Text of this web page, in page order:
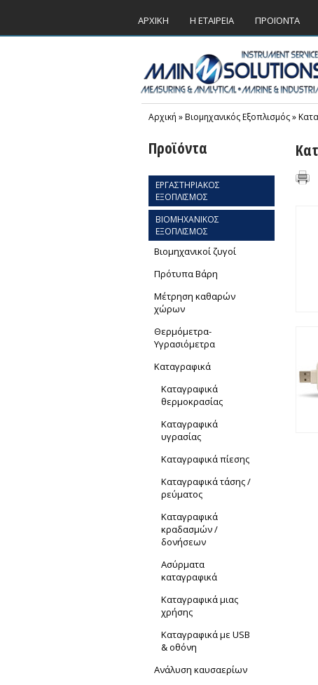
ΑΡΧΙΚΗ Η ΕΤΑΙΡΕΙΑ ΠΡΟΪΟΝΤΑ
Αρχική »Βιομηχανικός Εξοπλισμός»
Προϊόντα
ΕΡΓΑΣΤΗΡΙΑΚΟΣ
ΕΞΟΠΛΙΣΜΟΣ
ΒΙΟΜΗΧΑΝΙΚΟΣ
ΕΞΟΠΛΙΣΜΟΣ
Βιομηχανικοί ζυγοί
Πρότυπα Βάρη
Μέτρηση καθαρών
χώρων
Θερμόμετρα-
Yγρασιόμετρα
Καταγραφικά
Καταγραφικά
θερμοκρασίας
Καταγραφικά
υγρασίας
Καταγραφικά πίεσης
Καταγραφικά τάσης /
ρεύματος
Καταγραφικά
κραδασμών /
δονήσεων
Ασύρματα
καταγραφικά
Καταγραφικά μιας
χρήσης
Καταγραφικά με USB
& οθόνη
Ανάλυση καυσαερίων